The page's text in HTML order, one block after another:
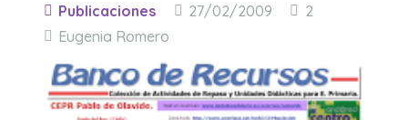
Publicaciones 27/02/2009 2Comentarios
Eugenia Romero